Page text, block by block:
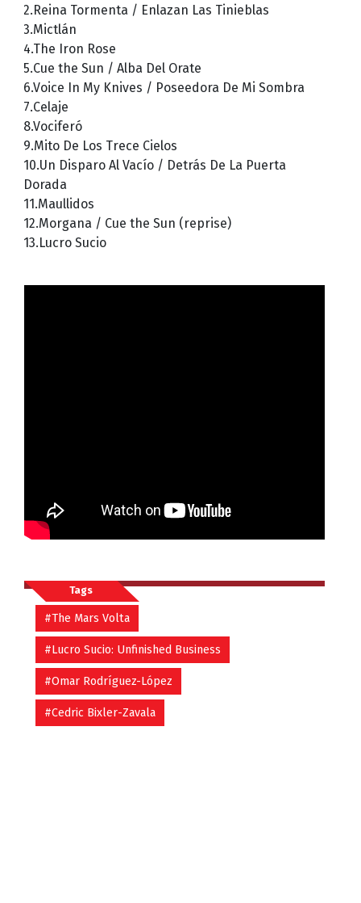
2.Reina Tormenta / Enlazan Las Tinieblas
3.Mictlán
4.The Iron Rose
5.Cue the Sun / Alba Del Orate
6.Voice In My Knives / Poseedora De Mi Sombra
7.Celaje
8.Vociferó
9.Mito De Los Trece Cielos
10.Un Disparo Al Vacío / Detrás De La Puerta
Dorada
11.Maullidos
12.Morgana / Cue the Sun (reprise)
13.Lucro Sucio
Tags
#The Mars Volta
#Lucro Sucio: Unfinished Business
#Omar Rodríguez-López
#Cedric Bixler-Zavala